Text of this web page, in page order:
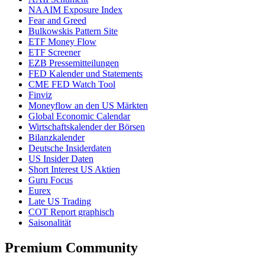
NAAIM Exposure Index
Fear and Greed
Bulkowskis Pattern Site
ETF Money Flow
ETF Screener
EZB Pressemitteilungen
FED Kalender und Statements
CME FED Watch Tool
Finviz
Moneyflow an den US Märkten
Global Economic Calendar
Wirtschaftskalender der Börsen
Bilanzkalender
Deutsche Insiderdaten
US Insider Daten
Short Interest US Aktien
Guru Focus
Eurex
Late US Trading
COT Report graphisch
Saisonalität
Premium Community